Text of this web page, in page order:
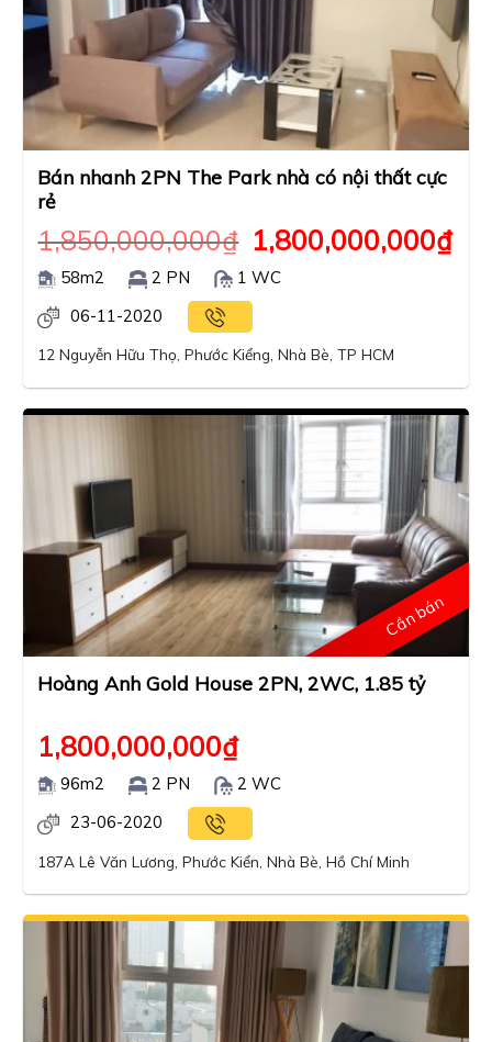
Bán nhanh 2PN The Park nhà có nội thất cực
rẻ
1,850,000,000₫ 1,800,000,000₫
58m2 2 PN
1 WC
06-11-2020
12 Nguyễn Hữu Thọ, Phước Kiểng, Nhà Bè, TP HCM
Cần bán
Hoàng Anh Gold House 2PN, 2WC, 1.85 tỷ
1,800,000,000₫
96m2 2 PN
2 WC
23-06-2020
187A Lê Văn Lương, Phước Kiển, Nhà Bè, Hồ Chí Minh